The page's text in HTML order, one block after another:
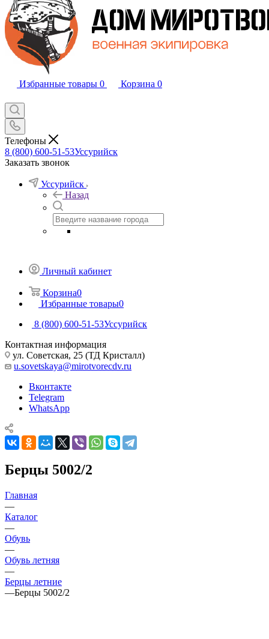
Избранные товары 0 Корзина 0
Телефоны
8 (800) 600-51-53Уссурийск
Заказать звонок
Уссурийск
Назад
Личный кабинет
Корзина0
Избранные товары0
8 (800) 600-51-53Уссурийск
Контактная информация
ул. Советская, 25 (ТД Кристалл)
u.sovetskaya@mirotvorecdv.ru
Вконтакте
Telegram
WhatsApp
Берцы 5002/2
Главная
—
Каталог
—
Обувь
—
Обувь летняя
—
Берцы летние
—Берцы 5002/2